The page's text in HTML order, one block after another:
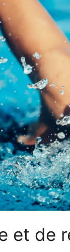
et de